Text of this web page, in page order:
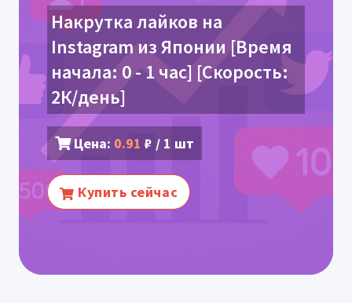
Накрутка лайков на
Instagram из Японии [Время
начала: 0 - 1 час] [Скорость:
2К/день]
Цена: 0.91 ₽ / 1 шт
Купить сейчас